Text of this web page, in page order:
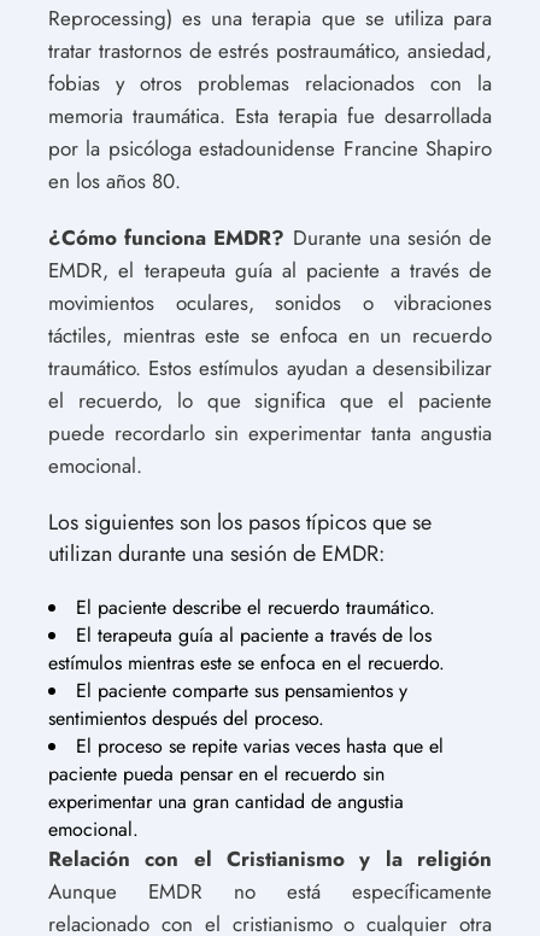
Reprocessing) es una terapia que se utiliza para
tratar trastornos de estrés postraumático, ansiedad,
fobias y otros problemas relacionados con la
memoria traumática. Esta terapia fue desarrollada
por la psicóloga estadounidense Francine Shapiro
en los años 80.
¿Cómo funciona EMDR? Durante una sesión de
EMDR, el terapeuta guía al paciente a través de
movimientos oculares, sonidos o vibraciones
táctiles, mientras este se enfoca en un recuerdo
traumático. Estos estímulos ayudan a desensibilizar
el recuerdo, lo que significa que el paciente
puede recordarlo sin experimentar tanta angustia
emocional.
Los siguientes son los pasos típicos que se
utilizan durante una sesión de EMDR:
El paciente describe el recuerdo traumático.
El terapeuta guía al paciente a través de los
estímulos mientras este se enfoca en el recuerdo.
El paciente comparte sus pensamientos y
sentimientos después del proceso.
El proceso se repite varias veces hasta que el
paciente pueda pensar en el recuerdo sin
experimentar una gran cantidad de angustia
emocional.
Relación con el Cristianismo y la religión
Aunque EMDR no está específicamente
relacionado con el cristianismo o cualquier otra